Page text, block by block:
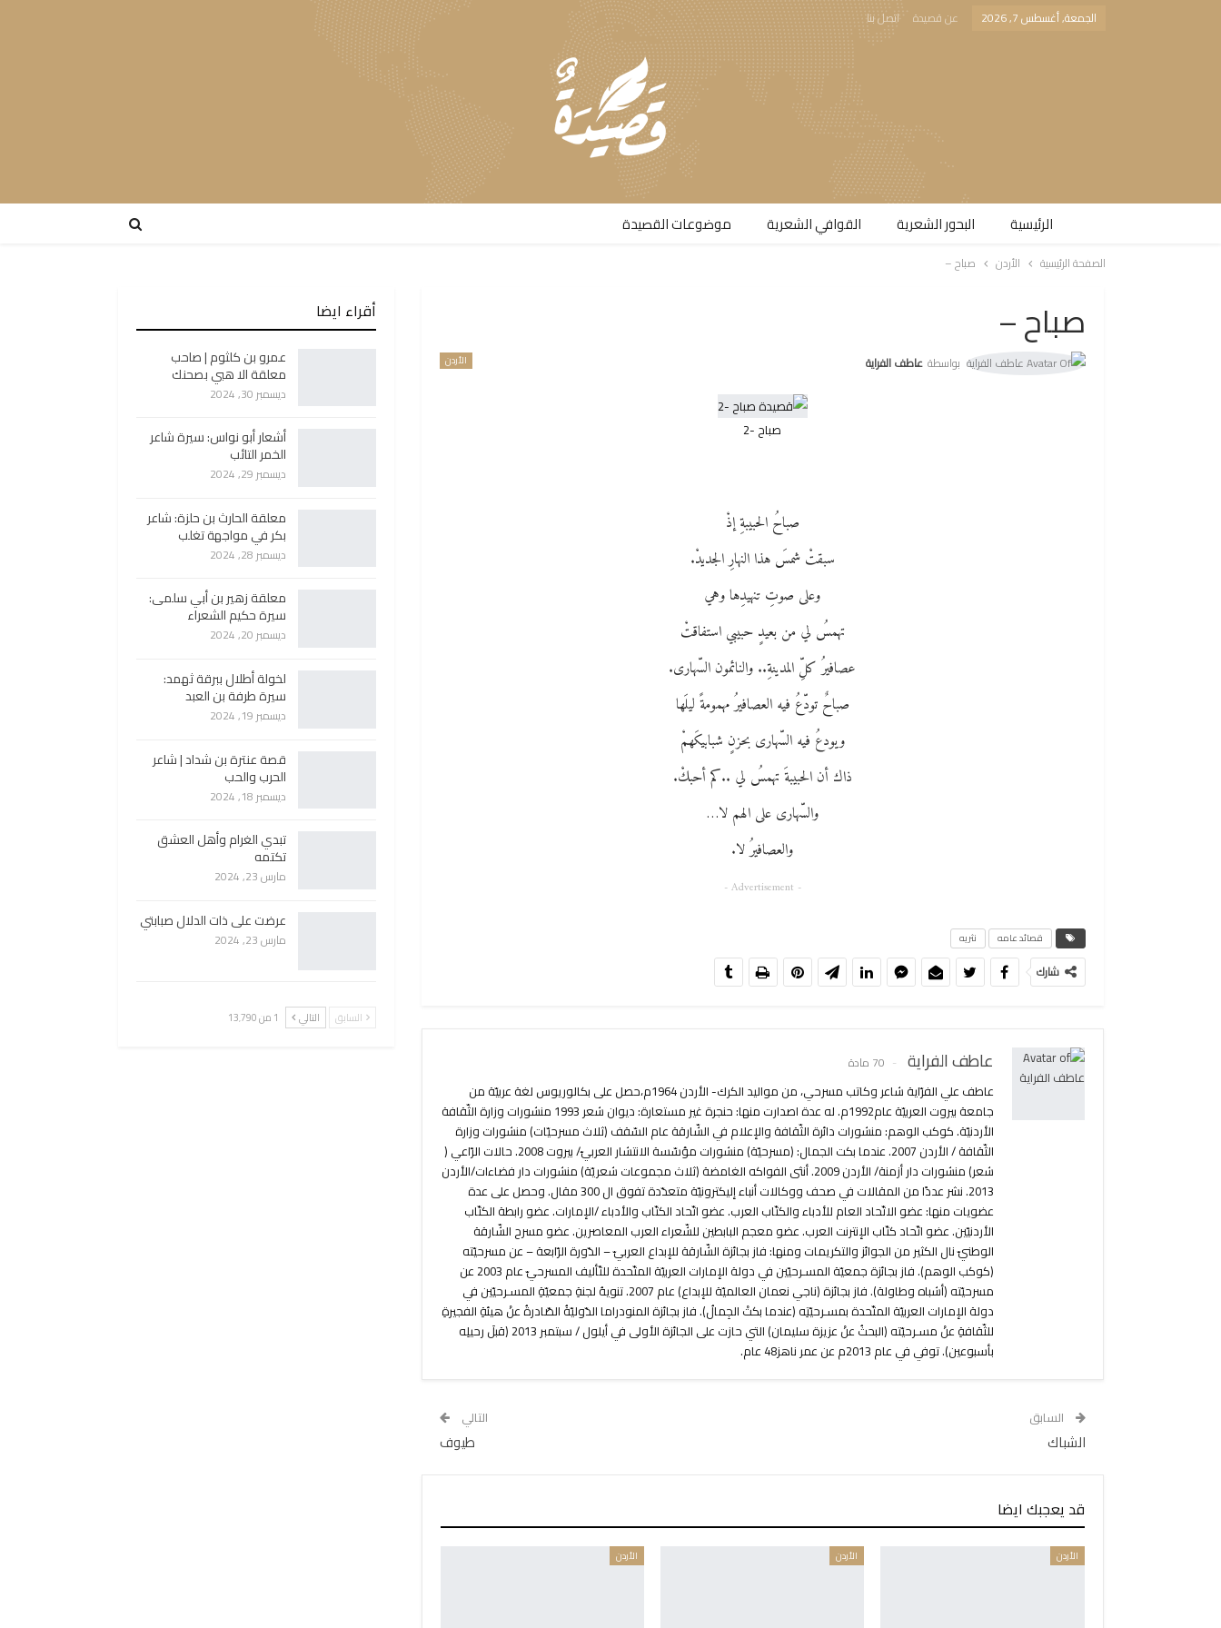
الجمعة, أغسطس 7, 2026 عن قصيدة اتصل بنا
الرئيسية البحور الشعرية​ القوافي الشعرية​ موضوعات القصيدة​
الصفحة الرئيسية الأردن صباح –
صباح –
الأردن بواسطة عاطف الفراية
صباح -2
صباحُ الحبيبةِ إذْ
سبقتْ شمسَ هذا النهارِ الجديدْ.
وعلى صوتِ تنهيدِها وهي
تهمسُ لي من بعيدٍ حبيبي استفاقتْ
عصافيرُ كلِّ المدينةِ.. والنائمون السّهارى.
صباحٌ تودّعُ فيه العصافيرُ مهمومةً ليلَها
ويودعُ فيه السّهارى بحزنٍ شبابيكَهمْ
ذاك أن الحبيبةَ تهمسُ لي ..كم أحبكْ.
والسّهارى على الهم لا…
والعصافيرُ لا.
- Advertisement -
قصائد عامه نثريه
شارك
عاطف الفراية 70 مادة
عاطف علي الفرّاية شاعر وكاتب مسرحي، من مواليد الكرك- الأردن 1964م،حصل على بكالوريوس لغة عربيّة من
جامعة بيروت العربيّة عام1992م. له عدة اصدارت منها: حنجرة غير مستعارة: ديوان شعر 1993 منشورات وزارة الثّقافة
الأردنيّة. كوكب الوهم: منشورات دائرة الثّقافة والإعلام في الشّارقة عام السّقف (ثلاث مسرحيّات) منشورات وزارة
الثّقافة / الأردن 2007. عندما بكت الجمال: (مسرحيّة) منشورات مؤسّسة الانتشار العربيّ/ بيروت 2008. حالات الرّاعي (
شعر) منشورات دار أزمنة/ الأردن 2009. أنثى الفواكه الغامضة (ثلاث مجموعات شعريّة) منشورات دار فضاءات/الأردن
2013. نشر عددًا من المقالات في صحف ووكالات أنباء إليكترونيّة متعدّدة تفوق ال 300 مقال. وحصل على عدة
عضويات منها: عضو الاتّحاد العام للأدباء والكتّاب العرب. عضو اتّحاد الكتّاب والأدباء /الإمارات. عضو رابطة الكتّاب
الأردنيّين. عضو اتّحاد كتّاب الإنترنت العرب. عضو معجم البابطين للشّعراء العرب المعاصرين. عضو مسرح الشّارقة
الوطنيّ نال الكثير من الجوائز والتكريمات ومنها: فاز بجائزة الشّارقة للإبداع العربيّ – الدّورة الرّابعة – عن مسرحيّته
(كوكب الوهم). فاز بجائزة جمعيّة المسـرحيّين في دولة الإمارات العربيّة المتّحدة للتّأليف المسرحيّ عام 2003 عن
مسرحيّته (أشباه وطاولة). فاز بجائزة (ناجي نعمان العالميّة للإبداع) عام 2007. تنويهُ لجنةِ جمعيّةِ المسـرحيّين في
دولة الإمارات العربيّة المتّحدة بمسـرحيّتِه (عندما بكتْ الجِمالُ). فاز بجائزة المنودراما الدّوليّةُ الصّادرةُ عنْ هيئةِ الفجيرةِ
للثّقافةِ عنْ مسـرحيّته (البحثُ عنْ عزيزة سليمان) التي حازت على الجائزة الأولى في أيلول / سبتمبر 2013 (قبلَ رحيلِه
بأسبوعين). توفي في عام 2013م عن عمر ناهز48 عام.
السابق
الشباك
التالي
طيوف
قد يعجبك ايضا
الأردن الأردن الأردن
أقراء ايضا
عمرو بن كلثوم | صاحب
معلقة الا هبي بصحنك
ديسمبر 30, 2024
أشعار أبو نواس: سيرة شاعر
الخمر التائب
ديسمبر 29, 2024
معلقة الحارث بن حلزة: شاعر
بكر في مواجهة تغلب
ديسمبر 28, 2024
معلقة زهير بن أبي سلمى:
سيرة حكيم الشعراء
ديسمبر 20, 2024
لخولة أطلال ببرقة ثهمد:
سيرة طرفة بن العبد
ديسمبر 19, 2024
قصة عنترة بن شداد | شاعر
الحرب والحب
ديسمبر 18, 2024
تبدي الغرام وأهل العشق
تكتمه
مارس 23, 2024
عرضت على ذات الدلال صبابتي
مارس 23, 2024
السابق التالي 1 من 13٬790